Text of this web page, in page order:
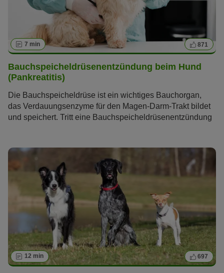
7 min 871
Bauchspeicheldrüsenentzündung beim Hund
(Pankreatitis)
Die Bauchspeicheldrüse ist ein wichtiges Bauchorgan,
das Verdauungsenzyme für den Magen-Darm-Trakt bildet
und speichert. Tritt eine Bauchspeicheldrüsenentzündung
folgenden Artikel alles, was Sie über diese Krankheit
wissen müssen.
12 min 697